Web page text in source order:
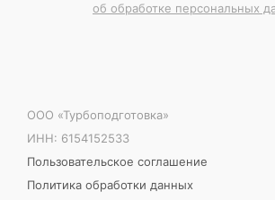
об обработке персональных
ООО «Турбоподготовка»
ИНН: 6154152533
Пользовательское соглашение
Политика обработки данных